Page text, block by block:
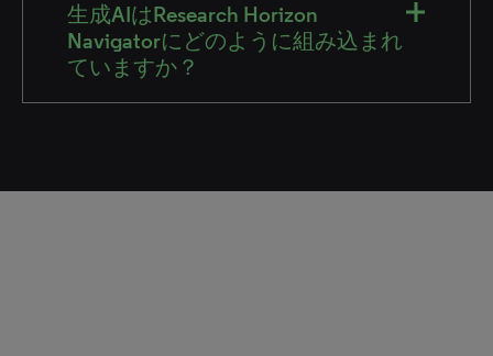
生成AIはResearch Horizon
Navigatorにどのように組み込まれ
ていますか？